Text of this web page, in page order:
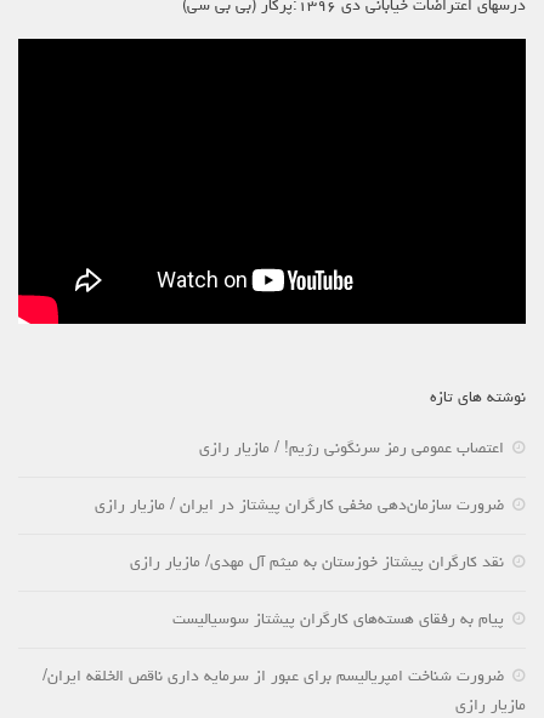
درسهای اعتراضات خیابانی دی ۱۳۹۶:پرگار (بی بی سی)
نوشته های تازه
اعتصاب عمومی رمز سرنگونی رژیم! / مازیار رازی
ضرورت سازمان‌دهی مخفی کارگران پیشتاز در ایران / مازیار رازی
نقد کارگران پیشتاز خوزستان به میثم آل مهدی/ مازیار رازی
پیام به رفقای هسته‌های کارگران پیشتاز سوسیالیست
ضرورت شناخت امپریالیسم برای عبور از سرمایه داری ناقص الخلقه ایران/
مازیار رازی